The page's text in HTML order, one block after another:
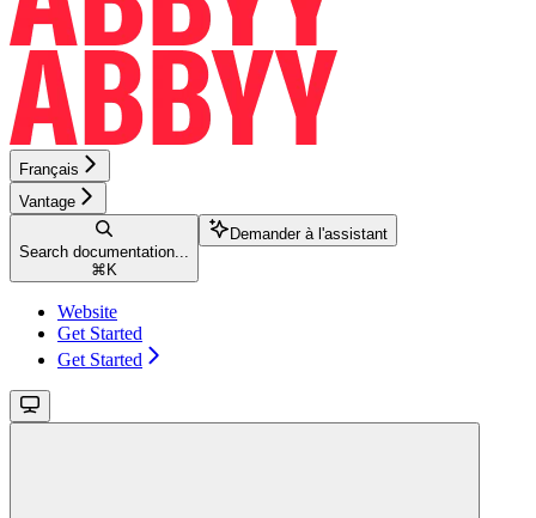
Français
Vantage
Search documentation...
⌘ K
Demander à l'assistant
Website
Get Started
Get Started